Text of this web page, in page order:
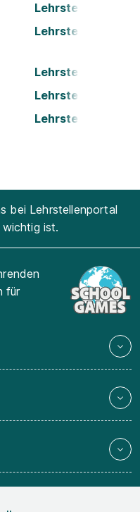
Lehrstellen Graz
Lehrstellen
Lehrstellen Linz
Lehrstellen Steyr
Lehrstellen Wien
bei Lehrstellenportal
wichtig ist.
für